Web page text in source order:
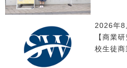
2026年8
【商業
校生徒